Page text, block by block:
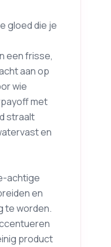
gloed die je
een frisse,
aan op
wie
met
straalt
en
achtige
en
te worden.
product